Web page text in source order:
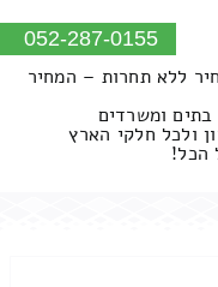
052-287-0155
ללא תחרות – המחיר
בתים ומשרדים
ולכל חלקי הארץ
הכל!